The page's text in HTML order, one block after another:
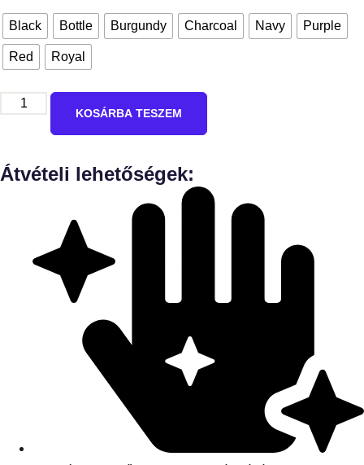
Black Bottle Burgundy Charcoal Navy Purple
Red Royal
KOSÁRBA TESZEM
Átvételi lehetőségek: